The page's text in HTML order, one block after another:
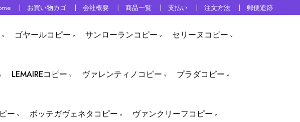
お買い物カゴ 会社概要 商品一覧 支払い 注文方法 郵便追跡
ゴヤールコピー サンローランコピー セリーヌコピー
LEMAIREコピー ヴァレンティノコピー プラダコピー
ー ボッテガヴェネタコピー ヴァンクリーフコピー